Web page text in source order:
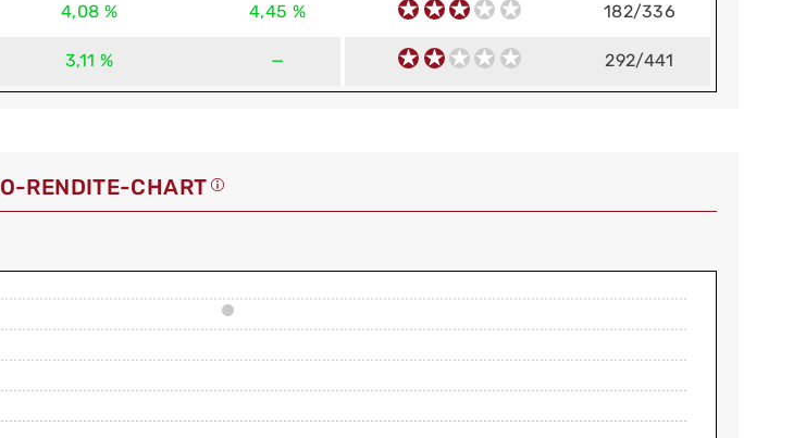
4,08 % 4,45 % 182/336
3,11 % — 292/441
RENDITE-CHART